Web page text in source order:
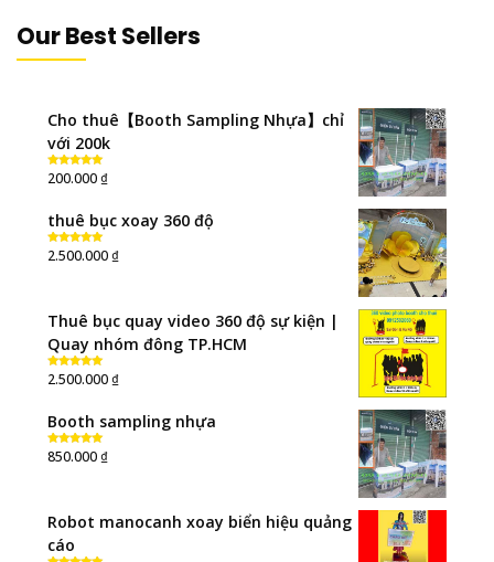
Our Best Sellers
Cho thuê【Booth Sampling Nhựa】chỉ
với 200k
Rated5.00
out of 5
200.000₫
thuê bục xoay 360 độ
Rated5.00
out of 5
2.500.000₫
Thuê bục quay video 360 độ sự kiện |
Quay nhóm đông TP.HCM
Rated5.00
out of 5
2.500.000₫
Booth sampling nhựa
Rated5.00
out of 5
850.000₫
Robot manocanh xoay biển hiệu quảng
cáo